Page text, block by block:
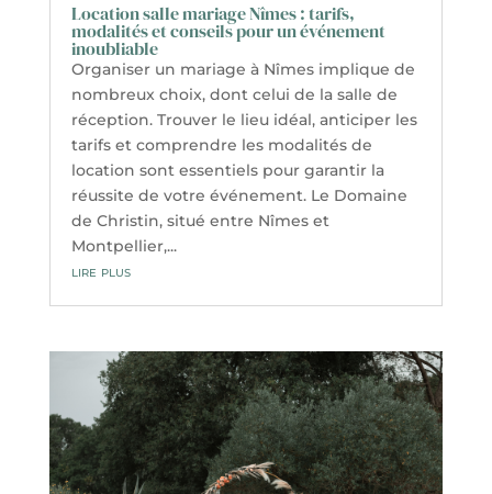
Location salle mariage Nîmes : tarifs,
modalités et conseils pour un événement
inoubliable
Organiser un mariage à Nîmes implique de
nombreux choix, dont celui de la salle de
réception. Trouver le lieu idéal, anticiper les
tarifs et comprendre les modalités de
location sont essentiels pour garantir la
réussite de votre événement. Le Domaine
de Christin, situé entre Nîmes et
Montpellier,...
lire plus